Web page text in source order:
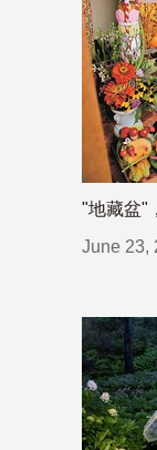
"地藏盆"
June 23,